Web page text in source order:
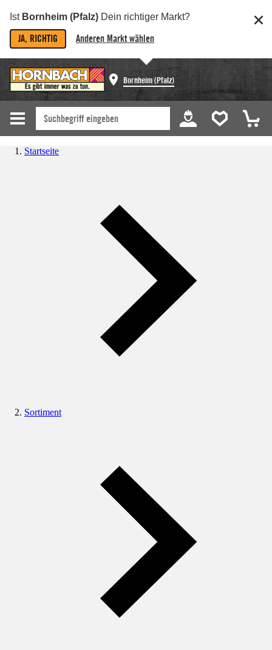
Ist Bornheim (Pfalz) Dein richtiger Markt?
JA, RICHTIG Anderen Markt wählen
Bornheim (Pfalz)
Startseite
Sortiment